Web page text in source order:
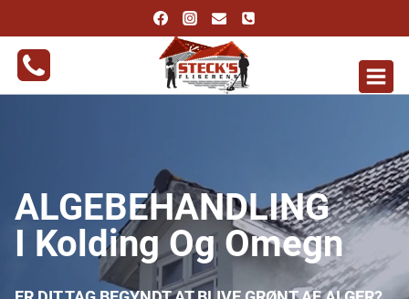
til
indhold
ALGEBEHANDLING
I Kolding Og Omegn